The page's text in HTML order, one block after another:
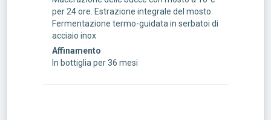
per 24 ore. Estrazione integrale del mosto.
Fermentazione termo-guidata in serbatoi di
acciaio inox
Affinamento
In bottiglia per 36 mesi